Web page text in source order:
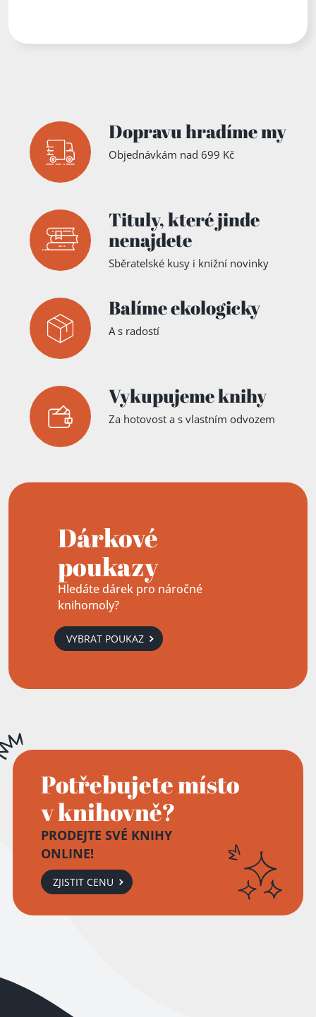
Dopravu hradíme my
Objednávkám nad 699 Kč
Tituly,které jinde
nenajdete
Sběratelské kusy i knižní novinky
Balíme ekologicky
A s radostí
Vykupujeme knihy
Za hotovost a s vlastním odvozem
Dárkové
poukazy
Hledáte dárek pro náročné
knihomoly?
VYBRAT POUKAZ
Potřebujete místo
v knihovně?
PRODEJTE SVÉ KNIHY
ONLINE!
ZJISTIT CENU